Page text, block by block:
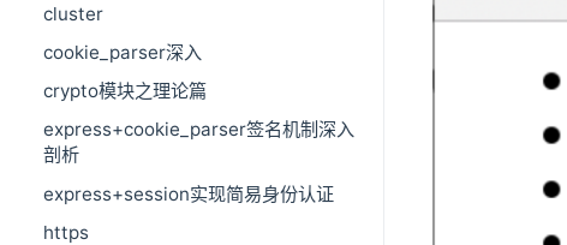
cluster
cookie_parser深入
crypto模块之理论篇
express+cookie_parser签名机制深入
剖析
express+session实现简易身份认证
https